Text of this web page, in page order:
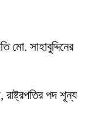
মো. সাহাবুদ্দিনের
রাষ্ট্রপতির পদ শূন্য